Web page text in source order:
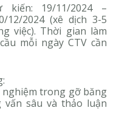
19/11/2024 –
12/2024 (xê dịch 3-5
việc). Thời gian làm
mỗi ngày CTV cần
trong gỡ băng
sâu và thảo luận